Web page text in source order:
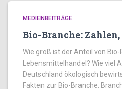
MEDIENBEITRÄGE
Bio-Branche:
Wie groß ist der Anteil von
Lebensmittelhandel? Wie viel
Deutschland ökologisch
Fakten zur Bio-Branche.